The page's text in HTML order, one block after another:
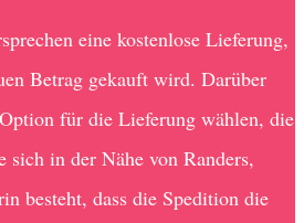
eine kostenlose Lieferung,
Betrag gekauft wird. Darüber
für die Lieferung wählen, die
sich in der Nähe von Randers,
besteht, dass die Spedition die